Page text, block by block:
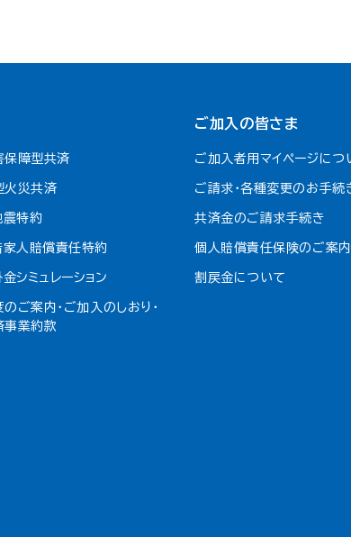
保障型共済
火災共済
震特約
家人賠償責任特約
シミュレーション
ご案内・ご加入のしおり・
事業約款
ご加入の皆さま
ご加入者用マイページにつ
ご請求・各種変更のお手続
共済金のご請求手続き
個人賠償責任保険のご案内
割戻金について​